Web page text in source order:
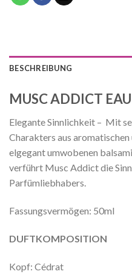
BESCHREIBUNG
MUSC ADDICT
Elegante Sinnlichkeit – Mit
Charakters aus
elgegant umwobenen
verführt Musc Addict die
Parfümliebhabers.
Fassungsvermögen: 50ml
DUFTKOMPOSITION
Kopf: Cédrat